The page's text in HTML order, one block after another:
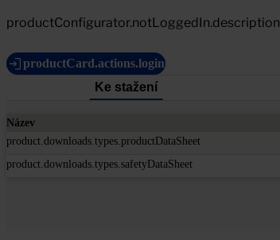
productConfigurator.notLoggedIn.description
productCard.actions.login
Ke stažení
Název
product.downloads.types.productDataSheet
product.downloads.types.safetyDataSheet